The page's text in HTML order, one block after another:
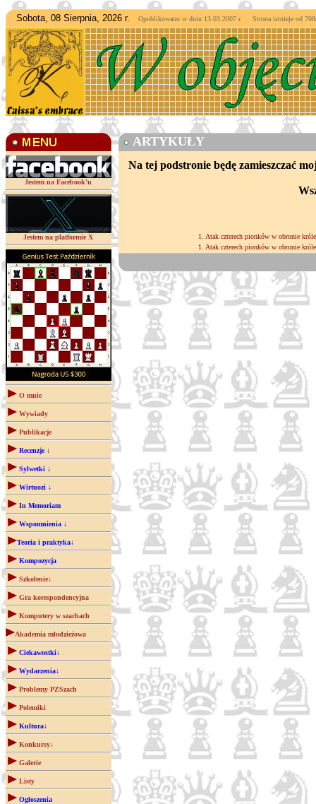
Sobota, 08 Sierpnia, 2026 r. Opublikowano w dniu 13.03.2007 r. Strona istnieje od
Jestem na Facebook'u
Jestem na platformie X
O mnie
Wywiady
Publikacje
Recenzje ↓
Sylwetki ↓
Wirtuozi ↓
In Memoriam
Wspomnienia ↓
Teoria i praktyka↓
Kompozycja
Szkolenie↓
Gra korespondencyjna
Komputery w szachach
Akademia młodzieżowa
Ciekawostki↓
Wydarzenia↓
Problemy PZSzach
Polemiki
Kultura↓
Konkursy↓
Galerie
Listy
Ogłoszenia
ARTYKUŁY
Na tej podstronie będę zamieszczać
1. Atak czterech pionków w obronie
1. Atak czterech pionków w obronie